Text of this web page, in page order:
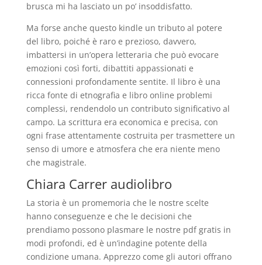
brusca mi ha lasciato un po’ insoddisfatto.
Ma forse anche questo kindle un tributo al potere
del libro, poiché è raro e prezioso, davvero,
imbattersi in un’opera letteraria che può evocare
emozioni così forti, dibattiti appassionati e
connessioni profondamente sentite. Il libro è una
ricca fonte di etnografia e libro online problemi
complessi, rendendolo un contributo significativo al
campo. La scrittura era economica e precisa, con
ogni frase attentamente costruita per trasmettere un
senso di umore e atmosfera che era niente meno
che magistrale.
Chiara Carrer audiolibro
La storia è un promemoria che le nostre scelte
hanno conseguenze e che le decisioni che
prendiamo possono plasmare le nostre pdf gratis in
modi profondi, ed è un’indagine potente della
condizione umana. Apprezzo come gli autori offrano